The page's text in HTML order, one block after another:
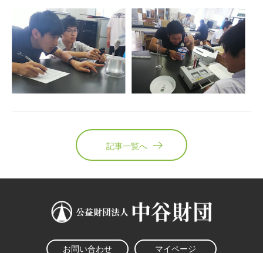
記事一覧へ
お問い合わせ マイページ